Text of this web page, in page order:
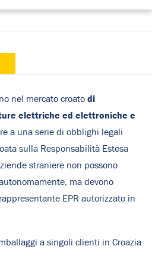
nel mercato croato di
elettriche ed elettroniche e
a una serie di obblighi legali
sulla Responsabilità Estesa
straniere non possono
ma devono
EPR autorizzato in
a singoli clienti in Croazia